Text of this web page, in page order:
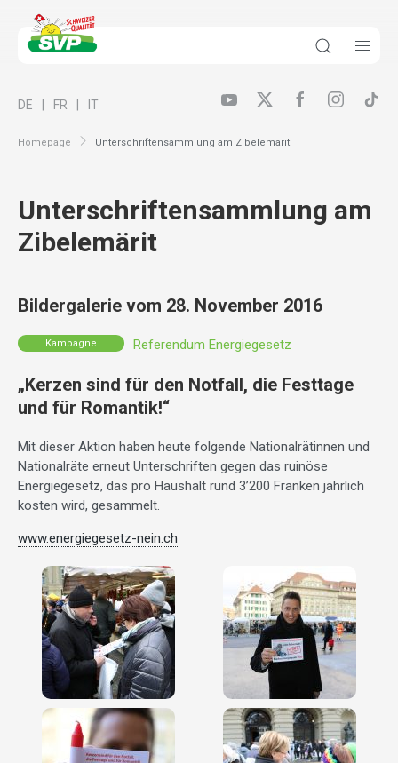
Homepage Unterschriftensammlung am Zibelemärit
DE FR IT
Unterschriftensammlung am
Zibelemärit
Bildergalerie vom 28. November 2016
Kampagne Referendum Energiegesetz
„Kerzen sind für den Notfall, die Festtage
und für Romantik!“
Mit dieser Aktion haben heute folgende Nationalrätinnen und
Nationalräte erneut Unterschriften gegen das ruinöse
Energiegesetz, das pro Haushalt rund 3’200 Franken jährlich
kosten wird, gesammelt.
www.energiegesetz-nein.ch